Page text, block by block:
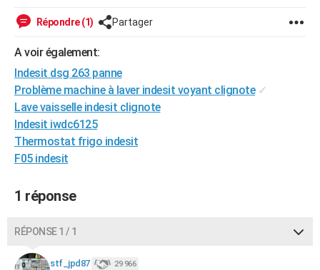
Guides de France
Escapades
Patrimoine
Expositions
Musées
Week-end nature
LIFESTYLE
SANTE
Alimentation
Guide de la santé
Maladies
Médicaments
Sommeil
VOYAGE
Destinations
City break
Voyage nature
Voyage de noces
Forum
Climat
+PHOTO
GUIDES D'ACHAT
BONS PLANS
CARTE DE VOEUX
Répondre (1) Partager
A voir également:
Indesit dsg 263 panne
Problème machine à laver indesit voyant clignote ✓
Lave vaisselle indesit clignote
Indesit iwdc6125
Thermostat frigo indesit
F05 indesit
1 réponse
RÉPONSE 1 / 1
stf_jpd87 29 966